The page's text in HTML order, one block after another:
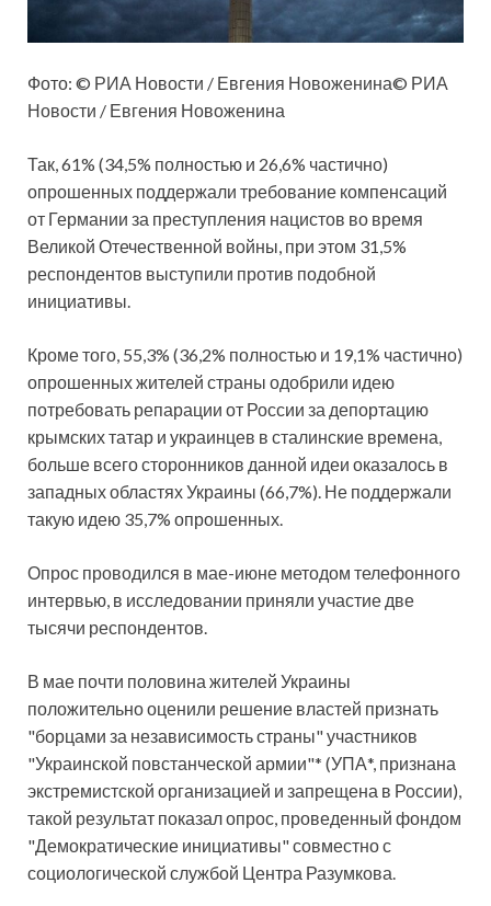
Фото: © РИА Новости / Евгения Новоженина© РИА
Новости / Евгения Новоженина
Так, 61% (34,5% полностью и 26,6% частично)
опрошенных поддержали требование компенсаций
от Германии за преступления нацистов во время
Великой Отечественной войны, при этом 31,5%
респондентов выступили против подобной
инициативы.
Кроме того, 55,3% (36,2% полностью и 19,1% частично)
опрошенных жителей страны одобрили идею
потребовать репарации от России за депортацию
крымских татар и украинцев в сталинские времена,
больше всего сторонников данной идеи оказалось в
западных областях Украины (66,7%). Не поддержали
такую идею 35,7% опрошенных.
Опрос проводился в мае-июне методом телефонного
интервью, в исследовании приняли участие две
тысячи респондентов.
В мае почти половина жителей Украины
положительно оценили решение властей признать
"борцами за независимость страны" участников
"Украинской повстанческой армии"* (УПА*, признана
экстремистской организацией и запрещена в России),
такой результат показал опрос, проведенный фондом
"Демократические инициативы" совместно с
социологической службой Центра Разумкова.